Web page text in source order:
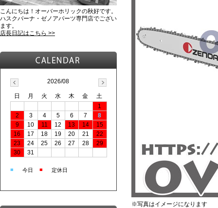
※写真はイメージになります
こんにちは！オーバーホリックの秋好です。
ハスクバーナ・ゼノアパーツ専門店でござい
ます。
店長日記はこちら >>
2026/08
日 月 火 水 木 金
土
1
2
3 4 5 6 7
8
9
10 11 12 13 14
15
16
17 18 19 20 21
22
23
24 25 26 27 28
29
30
31
■ 今日 ■ 定休日